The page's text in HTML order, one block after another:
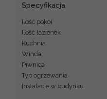
Specyfikacja
Ilość pokoi
Ilość łazienek
Kuchnia
Winda
Piwnica
Typ ogrzewania
Instalacje w budynku